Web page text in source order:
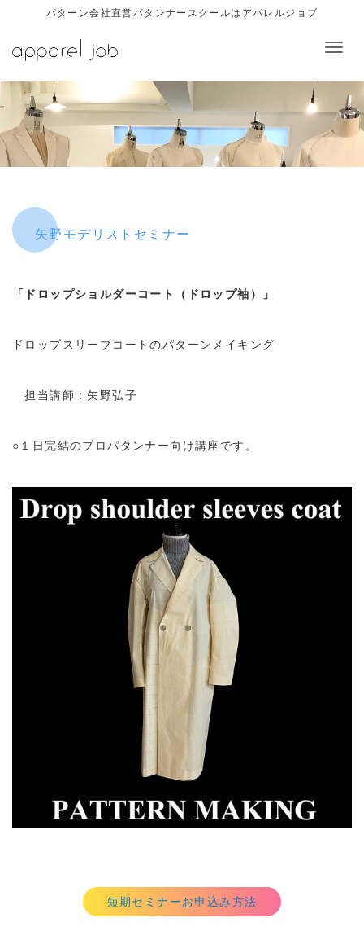
パターン会社直営パタンナースクールはアパレルジョブ
矢野モデリストセミナー
「ドロップショルダーコート（ドロップ袖）」
ドロップスリーブコートのパターンメイキング
担当講師：矢野弘子
○１日完結のプロパタンナー向け講座です。
短期セミナーお申込み方法